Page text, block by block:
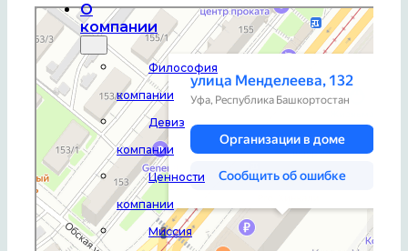
О
компании
Философия
компании
Девиз
компании
Ценности
компании
Миссия
Уфа
Улица Менделеева, 132 — Яндекс Карты